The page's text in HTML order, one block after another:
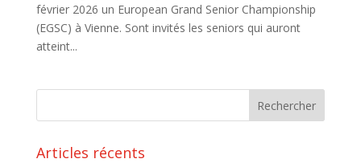
février 2026 un European Grand Senior Championship
(EGSC) à Vienne. Sont invités les seniors qui auront
atteint...
Articles récents